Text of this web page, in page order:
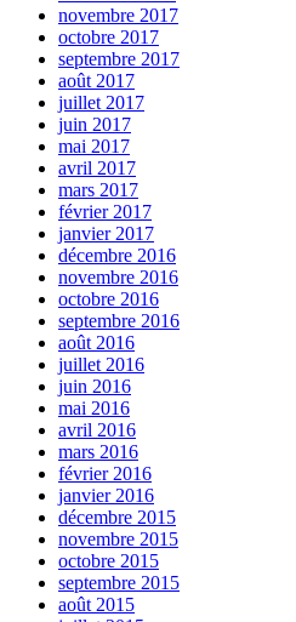
novembre 2017
octobre 2017
septembre 2017
août 2017
juillet 2017
juin 2017
mai 2017
avril 2017
mars 2017
février 2017
janvier 2017
décembre 2016
novembre 2016
octobre 2016
septembre 2016
août 2016
juillet 2016
juin 2016
mai 2016
avril 2016
mars 2016
février 2016
janvier 2016
décembre 2015
novembre 2015
octobre 2015
septembre 2015
août 2015